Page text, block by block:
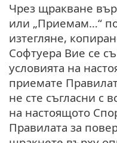
Чрез щракване
или „Приемам…“
изтегляне,
Софтуера Вие се
условията на
приемате
не сте съгласни с
на настоящото
Правилата за